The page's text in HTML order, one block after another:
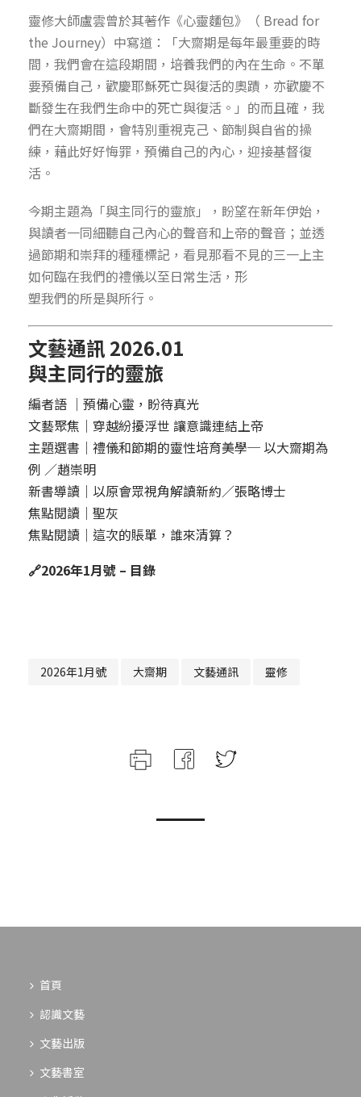
靈修大師盧雲曾於其著作《心靈麵包》（ Bread for
the Journey）中寫道：「大齋期是每年最重要的時
間，我們會在這段期間，培養我們的內在生命。不單
要預備自己，歡慶耶穌死亡與復活的奧蹟，亦歡慶不
斷發生在我們生命中的死亡與復活。」的而且確，我
們在大齋期間，會特別重視克己、節制與自省的操
練，藉此好好悔罪，預備自己的內心，迎接基督復
活。
今期主題為「與主同行的靈旅」，盼望在新年伊始，
與讀者一同細聽自己內心的聲音和上帝的聲音；並透
過節期和崇拜的種種標記，看見那看不見的三一上主
如何臨在我們的禮儀以至日常生活，形
塑我們的所是與所行。
文藝通訊 2026.01
與主同行的靈旅
編者語 ｜預備心靈，盼待真光
文藝聚焦｜穿越紛擾浮世 讓意識連結上帝
主題選書｜禮儀和節期的靈性培育美學─ 以大齋期為
例 ／趙崇明
新書導讀｜以原會眾視角解讀新約／張略博士
焦點閱讀｜聖灰
焦點閱讀｜這次的賬單，誰來清算？
🔗2026年1月號 – 目錄
2026年1月號 大齋期 文藝通訊 靈修
首頁
認識文藝
文藝出版
文藝書室